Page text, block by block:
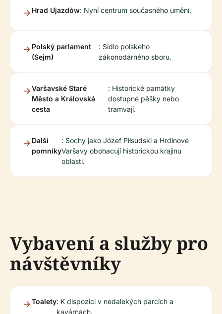
Hrad Ujazdów: Nyní centrum současného umění.
Polský parlament
(Sejm)
: Sídlo polského
zákonodárného sboru.
Varšavské Staré
Město a Královská
cesta
: Historické památky
dostupné pěšky nebo
tramvají.
Další
pomníky
: Sochy jako Józef Piłsudski a Hrdinové
Varšavy obohacují historickou krajinu
oblasti.
Vybavení a služby pro
návštěvníky
Toalety: K dispozici v nedalekých parcích a
kavárnách.